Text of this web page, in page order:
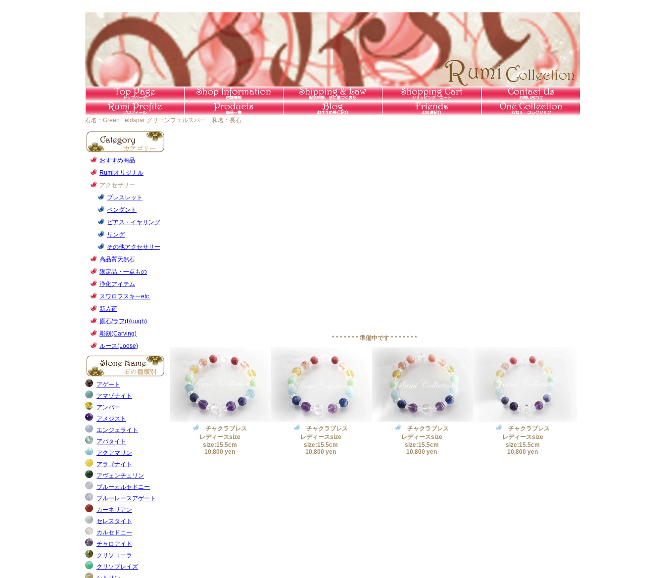
石名：Green Feldspar グリーンフェルスパー 和名：長石
* * * * * * * 準備中です * * * * * * *
チャクラブレス
レディースsize
size:15.5cm
10,800 yen
チャクラブレス
レディースsize
size:15.5cm
10,800 yen
チャクラブレス
レディースsize
size:15.5cm
10,800 yen
チャクラブレス
レディースsize
size:15.5cm
10,800 yen